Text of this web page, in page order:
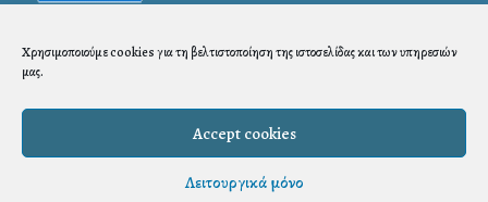
Χρησιμοποιούμε cookies για τη βελτιστοποίηση της ιστοσελίδας και των υπηρεσιών
μας.
Accept cookies
Λειτουργικά μόνο